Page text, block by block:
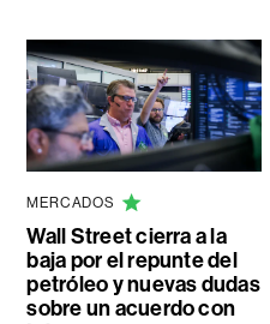
MERCADOS
Wall Street cierra a la
baja por el repunte del
petróleo y nuevas dudas
sobre un acuerdo con